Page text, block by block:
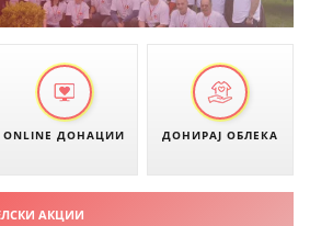
ONLINE ДОНАЦИИ ДОНИРАЈ ОБЛЕКА
АКЦИИ